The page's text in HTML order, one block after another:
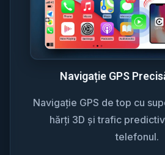
Navigație GPS
Navigație GPS de top cu
hărți 3D și trafic
telefonul.